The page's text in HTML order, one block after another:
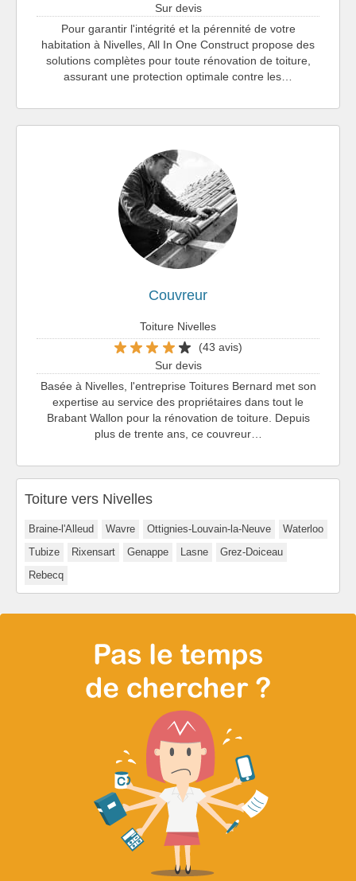
Sur devis
Pour garantir l'intégrité et la pérennité de votre
habitation à Nivelles, All In One Construct propose des
solutions complètes pour toute rénovation de toiture,
assurant une protection optimale contre les…
Couvreur
Toiture Nivelles
(43 avis)
Sur devis
Basée à Nivelles, l'entreprise Toitures Bernard met son
expertise au service des propriétaires dans tout le
Brabant Wallon pour la rénovation de toiture. Depuis
plus de trente ans, ce couvreur…
Toiture vers Nivelles
Braine-l'Alleud Wavre Ottignies-Louvain-la-Neuve
Waterloo
Tubize
Rixensart Genappe Lasne
Grez-Doiceau
Rebecq